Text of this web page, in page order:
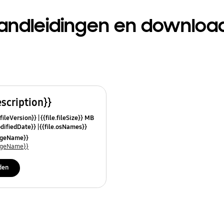
en
{{file.fileSize}} MB
{{file.osNames}}